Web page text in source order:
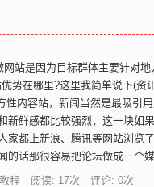
网站是因为目标群体主要针对
势在哪里?这里我简单说下(资
内容站，新闻当然是最吸引用
新鲜感都比较强烈，这一块如
家都上新浪、腾讯等网站浏览
的话那很容易把论坛做成一个
程 阅读: 17次 评论: 0次